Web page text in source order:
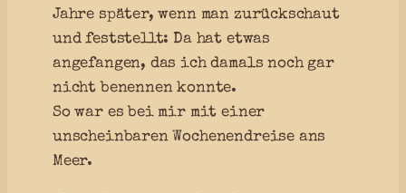
Jahre später, wenn man zurückschaut
und feststellt: Da hat etwas
angefangen, das ich damals noch gar
nicht benennen konnte.
So war es bei mir mit einer
unscheinbaren Wochenendreise ans
Meer.